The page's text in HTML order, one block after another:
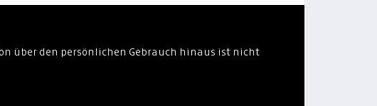
über den persönlichen Gebrauch hinaus ist nicht